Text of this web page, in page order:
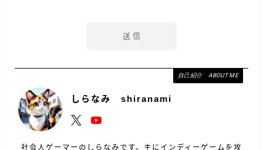
自己紹介 ABOUT ME
しらなみ shiranami
社会人ゲーマーのしらなみです。主にインディーゲームを攻